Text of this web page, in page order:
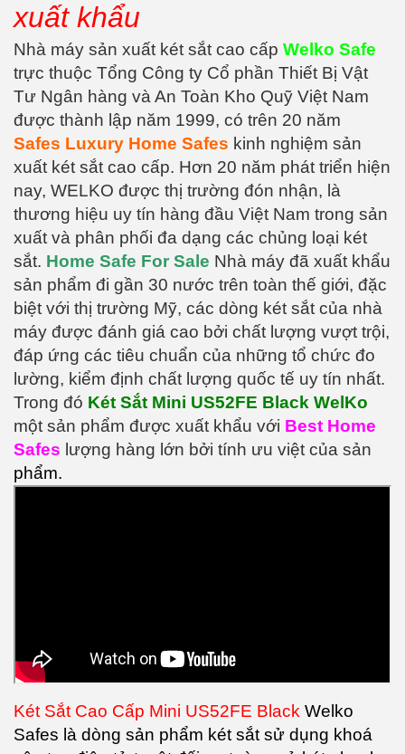
xuất khẩu
Nhà máy sản xuất két sắt cao cấp Welko Safe
trực thuộc Tổng Công ty Cổ phần Thiết Bị Vật
Tư Ngân hàng và An Toàn Kho Quỹ Việt Nam
được thành lập năm 1999, có trên 20 năm
Safes Luxury Home Safes kinh nghiệm sản
xuất két sắt cao cấp. Hơn 20 năm phát triển hiện
nay, WELKO được thị trường đón nhận, là
thương hiệu uy tín hàng đầu Việt Nam trong sản
xuất và phân phối đa dạng các chủng loại két
sắt. Home Safe For Sale Nhà máy đã xuất khẩu
sản phẩm đi gần 30 nước trên toàn thế giới, đặc
biệt với thị trường Mỹ, các dòng két sắt của nhà
máy được đánh giá cao bởi chất lượng vượt trội,
đáp ứng các tiêu chuẩn của những tổ chức đo
lường, kiểm định chất lượng quốc tế uy tín nhất.
Trong đó Két Sắt Mini US52FE Black WelKo
một sản phẩm được xuất khẩu với Best Home
Safes lượng hàng lớn bởi tính ưu việt của sản
phẩm.
Két Sắt Cao Cấp Mini US52FE Black Welko
Safes là dòng sản phẩm két sắt sử dụng khoá